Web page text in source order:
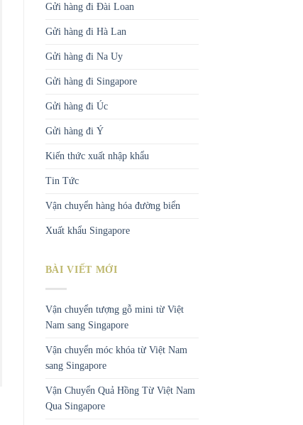
Gửi hàng đi Đài Loan
Gửi hàng đi Hà Lan
Gửi hàng đi Na Uy
Gửi hàng đi Singapore
Gửi hàng đi Úc
Gửi hàng đi Ý
Kiến thức xuất nhập khẩu
Tin Tức
Vận chuyển hàng hóa đường biển
Xuất khẩu Singapore
BÀI VIẾT MỚI
Vận chuyển tượng gỗ mini từ Việt
Nam sang Singapore
Vận chuyển móc khóa từ Việt Nam
sang Singapore
Vận Chuyển Quả Hồng Từ Việt Nam
Qua Singapore